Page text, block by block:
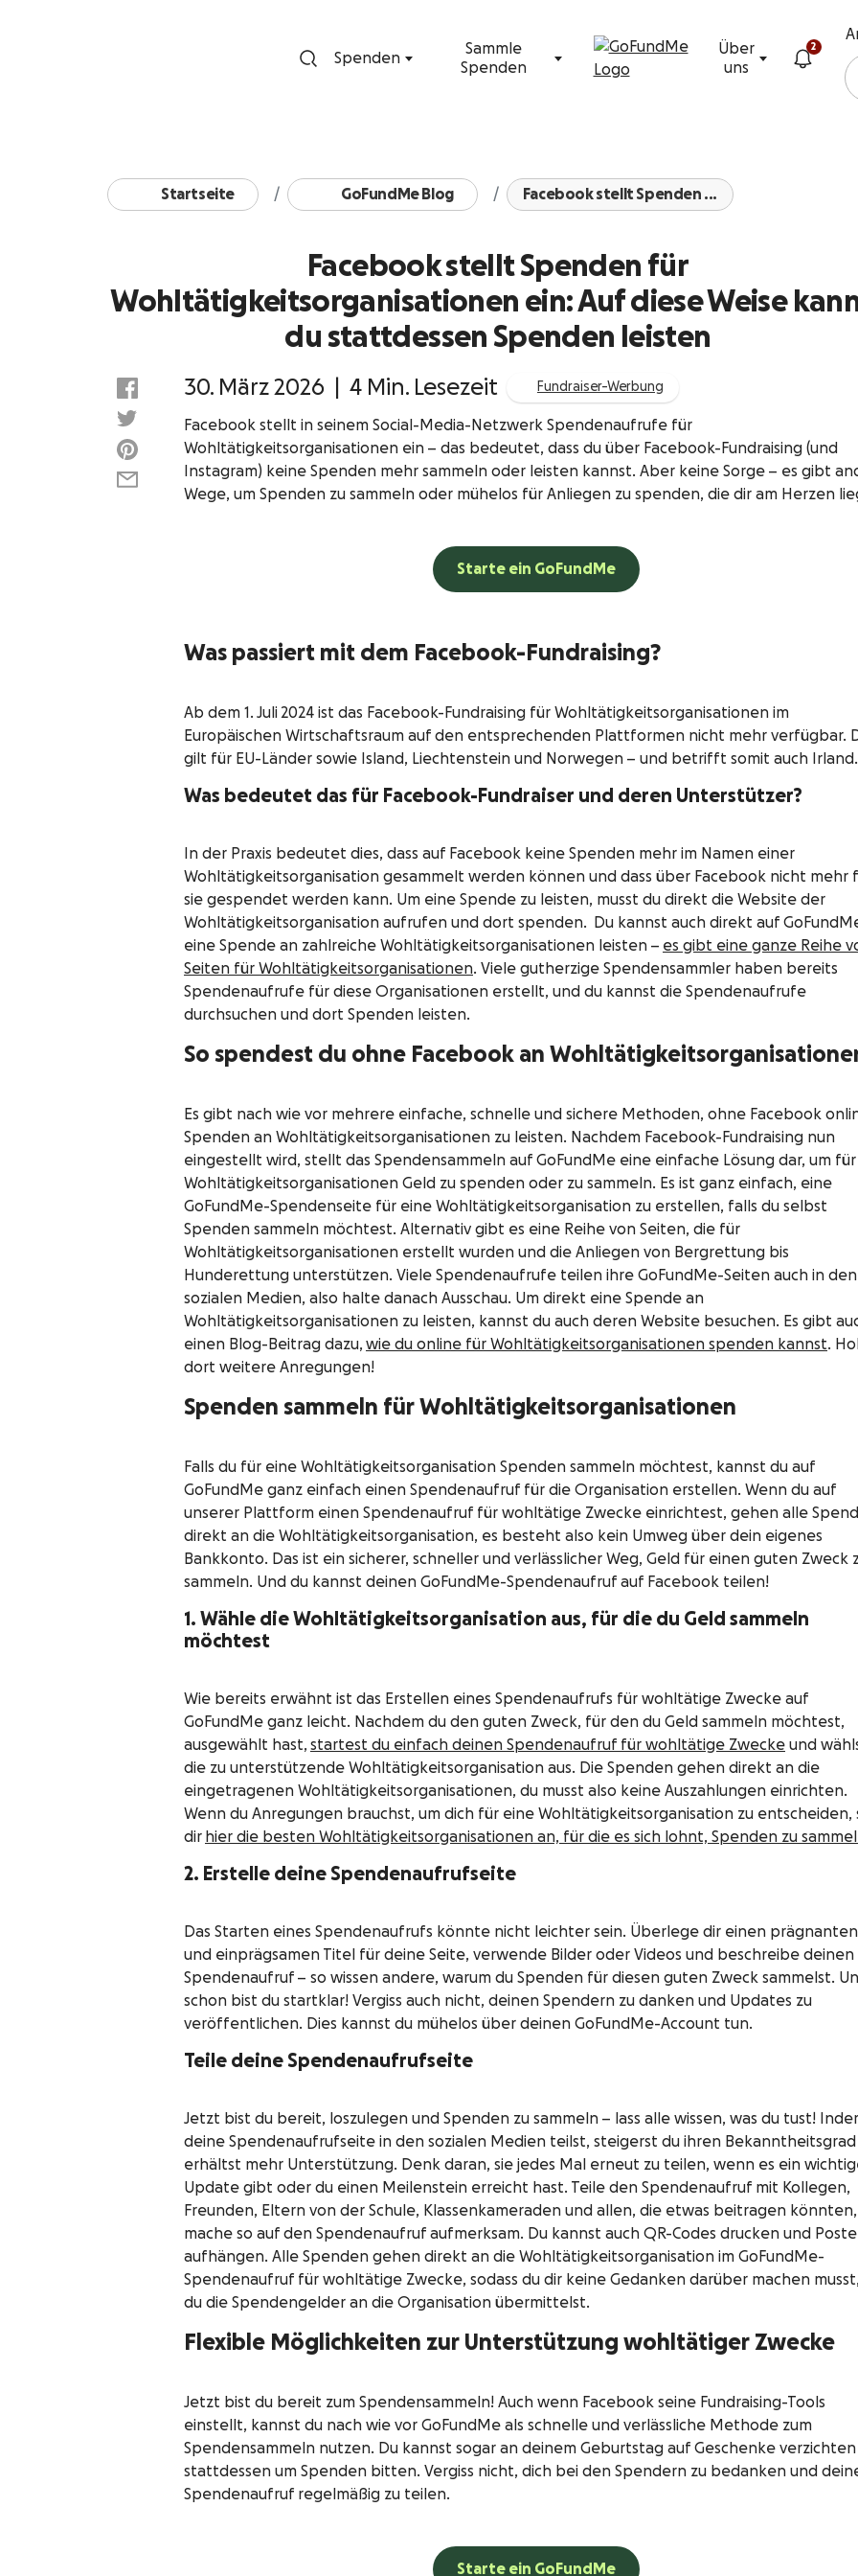
Spenden
Sammle
Spenden
Über
uns
2
Startseite GoFundMe Blog Facebook stellt Spenden ...
Facebook stellt Spenden für
Wohltätigkeitsorganisationen ein: Auf diese Weise
du stattdessen Spenden leisten
30. März 2026 4 Min. Lesezeit Fundraiser-Werbung
Facebook stellt in seinem Social-Media-Netzwerk Spendenaufrufe für
Wohltätigkeitsorganisationen ein – das bedeutet, dass du über Facebook-Fundraising (und
Instagram) keine Spenden mehr sammeln oder leisten kannst. Aber keine Sorge – es gibt
Wege, um Spenden zu sammeln oder mühelos für Anliegen zu spenden, die dir am Herzen
Starte ein GoFundMe
Was passiert mit dem Facebook-Fundraising?
Ab dem 1. Juli 2024 ist das Facebook-Fundraising für Wohltätigkeitsorganisationen im
Europäischen Wirtschaftsraum auf den entsprechenden Plattformen nicht mehr verfügbar.
gilt für EU-Länder sowie Island, Liechtenstein und Norwegen – und betrifft somit auch Irland.
Was bedeutet das für Facebook-Fundraiser und deren Unterstützer?
In der Praxis bedeutet dies, dass auf Facebook keine Spenden mehr im Namen einer
Wohltätigkeitsorganisation gesammelt werden können und dass über Facebook nicht mehr
sie gespendet werden kann. Um eine Spende zu leisten, musst du direkt die Website der
Wohltätigkeitsorganisation aufrufen und dort spenden. Du kannst auch direkt auf
eine Spende an zahlreiche Wohltätigkeitsorganisationen leisten – es gibt eine ganze Reihe
Seiten für Wohltätigkeitsorganisationen. Viele gutherzige Spendensammler haben bereits
Spendenaufrufe für diese Organisationen erstellt, und du kannst die Spendenaufrufe
durchsuchen und dort Spenden leisten.
So spendest du ohne Facebook an
Es gibt nach wie vor mehrere einfache, schnelle und sichere Methoden, ohne Facebook
Spenden an Wohltätigkeitsorganisationen zu leisten. Nachdem Facebook-Fundraising nun
eingestellt wird, stellt das Spendensammeln auf GoFundMe eine einfache Lösung dar, um für
Wohltätigkeitsorganisationen Geld zu spenden oder zu sammeln. Es ist ganz einfach, eine
GoFundMe-Spendenseite für eine Wohltätigkeitsorganisation zu erstellen, falls du selbst
Spenden sammeln möchtest. Alternativ gibt es eine Reihe von Seiten, die für
Wohltätigkeitsorganisationen erstellt wurden und die Anliegen von Bergrettung bis
Hunderettung unterstützen. Viele Spendenaufrufe teilen ihre GoFundMe-Seiten auch in den
sozialen Medien, also halte danach Ausschau. Um direkt eine Spende an
Wohltätigkeitsorganisationen zu leisten, kannst du auch deren Website besuchen. Es gibt
einen Blog-Beitrag dazu, wie du online für Wohltätigkeitsorganisationen spenden kannst.
dort weitere Anregungen!
Spenden sammeln für Wohltätigkeitsorganisationen
Falls du für eine Wohltätigkeitsorganisation Spenden sammeln möchtest, kannst du auf
GoFundMe ganz einfach einen Spendenaufruf für die Organisation erstellen. Wenn du auf
unserer Plattform einen Spendenaufruf für wohltätige Zwecke einrichtest, gehen alle
direkt an die Wohltätigkeitsorganisation, es besteht also kein Umweg über dein eigenes
Bankkonto. Das ist ein sicherer, schneller und verlässlicher Weg, Geld für einen guten Zweck
sammeln. Und du kannst deinen GoFundMe-Spendenaufruf auf Facebook teilen!
1. Wähle die Wohltätigkeitsorganisation aus, für die du Geld sammeln
möchtest
Wie bereits erwähnt ist das Erstellen eines Spendenaufrufs für wohltätige Zwecke auf
GoFundMe ganz leicht. Nachdem du den guten Zweck, für den du Geld sammeln möchtest,
ausgewählt hast, startest du einfach deinen Spendenaufruf für wohltätige Zwecke und
die zu unterstützende Wohltätigkeitsorganisation aus. Die Spenden gehen direkt an die
eingetragenen Wohltätigkeitsorganisationen, du musst also keine Auszahlungen einrichten.
Wenn du Anregungen brauchst, um dich für eine Wohltätigkeitsorganisation zu entscheiden,
dir hier die besten Wohltätigkeitsorganisationen an, für die es sich lohnt, Spenden zu
2. Erstelle deine Spendenaufrufseite
Das Starten eines Spendenaufrufs könnte nicht leichter sein. Überlege dir einen prägnanten
und einprägsamen Titel für deine Seite, verwende Bilder oder Videos und beschreibe deinen
Spendenaufruf – so wissen andere, warum du Spenden für diesen guten Zweck sammelst.
schon bist du startklar! Vergiss auch nicht, deinen Spendern zu danken und Updates zu
veröffentlichen. Dies kannst du mühelos über deinen GoFundMe-Account tun.
Teile deine Spendenaufrufseite
Jetzt bist du bereit, loszulegen und Spenden zu sammeln – lass alle wissen, was du tust!
deine Spendenaufrufseite in den sozialen Medien teilst, steigerst du ihren Bekanntheitsgrad
erhältst mehr Unterstützung. Denk daran, sie jedes Mal erneut zu teilen, wenn es ein
Update gibt oder du einen Meilenstein erreicht hast. Teile den Spendenaufruf mit Kollegen,
Freunden, Eltern von der Schule, Klassenkameraden und allen, die etwas beitragen
mache so auf den Spendenaufruf aufmerksam. Du kannst auch QR-Codes drucken und
aufhängen. Alle Spenden gehen direkt an die Wohltätigkeitsorganisation im GoFundMe-
Spendenaufruf für wohltätige Zwecke, sodass du dir keine Gedanken darüber machen
du die Spendengelder an die Organisation übermittelst.
Flexible Möglichkeiten zur Unterstützung wohltätiger Zwecke
Jetzt bist du bereit zum Spendensammeln! Auch wenn Facebook seine Fundraising-Tools
einstellt, kannst du nach wie vor GoFundMe als schnelle und verlässliche Methode zum
Spendensammeln nutzen. Du kannst sogar an deinem Geburtstag auf Geschenke verzichten
stattdessen um Spenden bitten. Vergiss nicht, dich bei den Spendern zu bedanken und
Spendenaufruf regelmäßig zu teilen.
Starte ein GoFundMe